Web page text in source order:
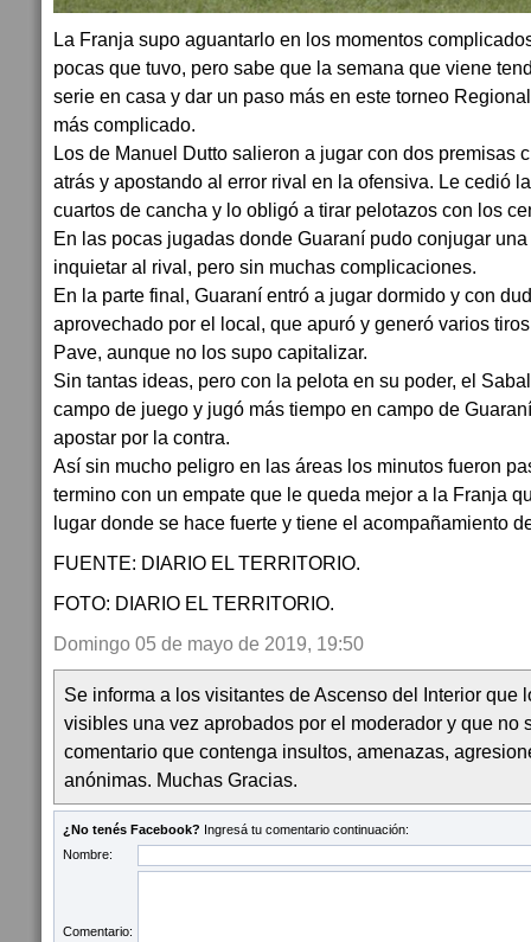
La Franja supo aguantarlo en los momentos
pocas que tuvo, pero sabe que la semana que viene
serie en casa y dar un paso más en este torneo
más complicado.
Los de Manuel Dutto salieron a jugar con dos premisas
atrás y apostando al error rival en la ofensiva. Le cedió
cuartos de cancha y lo obligó a tirar pelotazos con los
En las pocas jugadas donde Guaraní pudo conjugar
inquietar al rival, pero sin muchas complicaciones.
En la parte final, Guaraní entró a jugar dormido y con
aprovechado por el local, que apuró y generó varios
Pave, aunque no los supo capitalizar.
Sin tantas ideas, pero con la pelota en su poder, el
campo de juego y jugó más tiempo en campo de
apostar por la contra.
Así sin mucho peligro en las áreas los minutos fueron
termino con un empate que le queda mejor a la Franja
lugar donde se hace fuerte y tiene el acompañamiento
FUENTE: DIARIO EL TERRITORIO.
FOTO: DIARIO EL TERRITORIO.
Domingo 05 de mayo de 2019, 19:50
Se informa a los visitantes de Ascenso del Interior que
visibles una vez aprobados por el moderador y que no
comentario que contenga insultos, amenazas,
anónimas. Muchas Gracias.
¿No tenés Facebook? Ingresá tu comentario continuación:
Nombre:
Comentario: